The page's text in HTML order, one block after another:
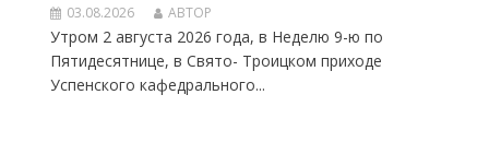
03.08.2026 АВТОР
Утром 2 августа 2026 года, в Неделю 9-ю по
Пятидесятнице, в Свято- Троицком приходе
Успенского кафедрального...